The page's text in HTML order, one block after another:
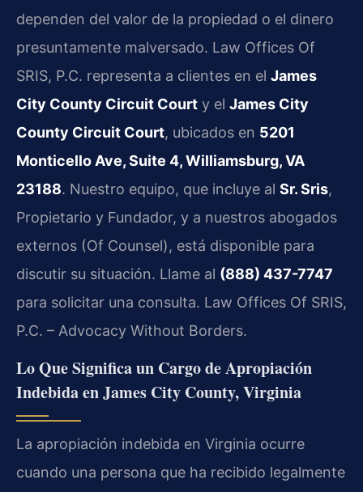
dependen del valor de la propiedad o el dinero
presuntamente malversado. Law Offices Of
SRIS, P.C. representa a clientes en el James
City County Circuit Court y el James City
County Circuit Court, ubicados en 5201
Monticello Ave, Suite 4, Williamsburg, VA
23188. Nuestro equipo, que incluye al Sr. Sris,
Propietario y Fundador, y a nuestros abogados
externos (Of Counsel), está disponible para
discutir su situación. Llame al (888) 437-7747
para solicitar una consulta. Law Offices Of SRIS,
P.C. – Advocacy Without Borders.
Lo Que Significa un Cargo de Apropiación
Indebida en James City County, Virginia
La apropiación indebida en Virginia ocurre
cuando una persona que ha recibido legalmente